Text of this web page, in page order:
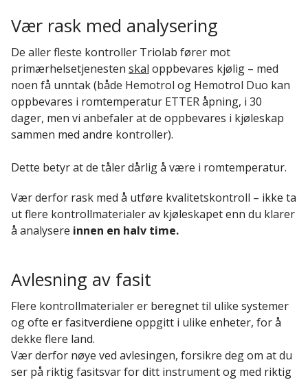
Vær rask med analysering
De aller fleste kontroller Triolab fører mot
primærhelsetjenesten skal oppbevares kjølig – med
noen få unntak (både Hemotrol og Hemotrol Duo kan
oppbevares i romtemperatur ETTER åpning, i 30
dager, men vi anbefaler at de oppbevares i kjøleskap
sammen med andre kontroller).
Dette betyr at de tåler dårlig å være i romtemperatur.
Vær derfor rask med å utføre kvalitetskontroll – ikke ta
ut flere kontrollmaterialer av kjøleskapet enn du klarer
å analysere innen en halv time.
Avlesning av fasit
Flere kontrollmaterialer er beregnet til ulike systemer
og ofte er fasitverdiene oppgitt i ulike enheter, for å
dekke flere land.
Vær derfor nøye ved avlesingen, forsikre deg om at du
ser på riktig fasitsvar for ditt instrument og med riktig